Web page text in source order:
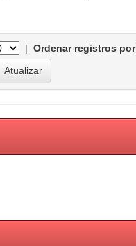
| Ordenar registros por